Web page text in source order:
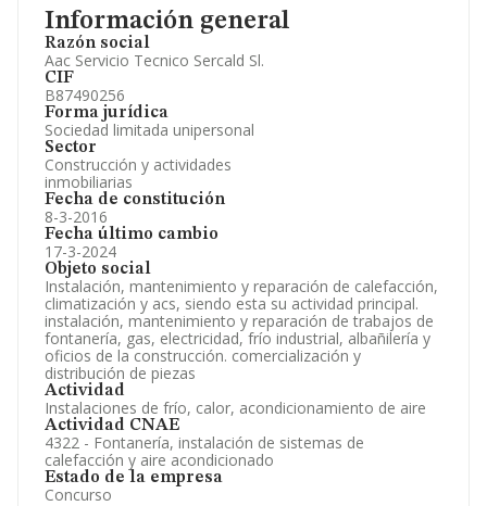
Información general
Razón social
Aac Servicio Tecnico Sercald Sl.
CIF
B87490256
Forma jurídica
Sociedad limitada unipersonal
Sector
Construcción y actividades
inmobiliarias
Fecha de constitución
8-3-2016
Fecha último cambio
17-3-2024
Objeto social
Instalación, mantenimiento y reparación de calefacción,
climatización y acs, siendo esta su actividad principal.
instalación, mantenimiento y reparación de trabajos de
fontanería, gas, electricidad, frío industrial, albañilería y
oficios de la construcción. comercialización y
distribución de piezas
Actividad
Instalaciones de frío, calor, acondicionamiento de aire
Actividad CNAE
4322 - Fontanería, instalación de sistemas de
calefacción y aire acondicionado
Estado de la empresa
Concurso
Información oficial y registral complementaria.